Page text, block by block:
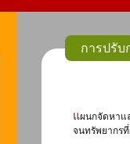
การปรับ
แผนกจัดหาและวิเคราะห์ทรัพยากรสารสนเทศ ตระหนักและเห็นความสำคัญของสิ่งพิมพ์ทุกประเภทที่ห้องสมุดได้รับไม่ว่าจะเป็นการจัดซื้อหรือจัดหา (ทรัพยากรที่ได้เปล่า) ตลอด
จนทรัพยากร